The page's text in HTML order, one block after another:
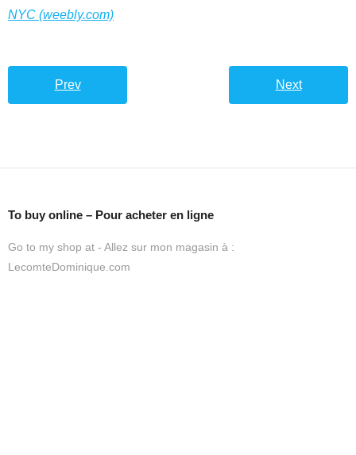
NYC (weebly.com)
Prev Next
To buy online – Pour acheter en ligne
Go to my shop at - Allez sur mon magasin à :
LecomteDominique.com